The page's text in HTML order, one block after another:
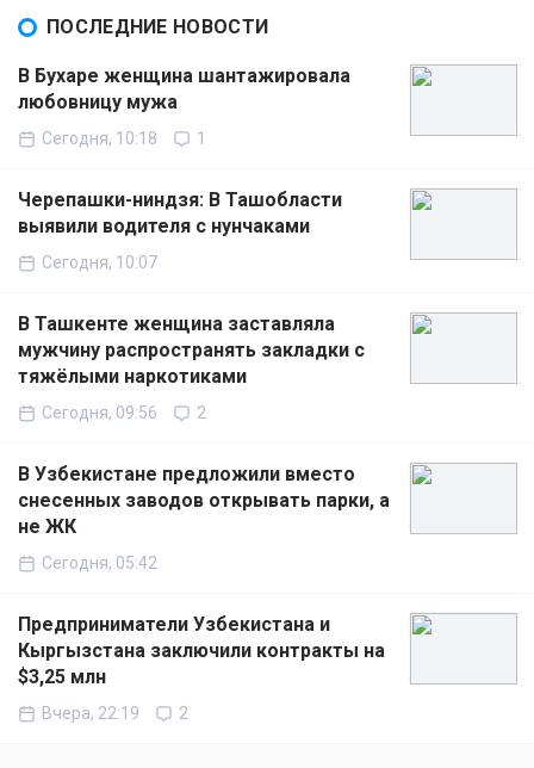
ПОСЛЕДНИЕ НОВОСТИ
В Бухаре женщина шантажировала
любовницу мужа
Сегодня, 10:18 1
Черепашки-ниндзя: В Ташобласти
выявили водителя с нунчаками
Сегодня, 10:07
В Ташкенте женщина заставляла
мужчину распространять закладки с
тяжёлыми наркотиками
Сегодня, 09:56 2
В Узбекистане предложили вместо
снесенных заводов открывать парки, а
не ЖК
Сегодня, 05:42
Предприниматели Узбекистана и
Кыргызстана заключили контракты на
$3,25 млн
Вчера, 22:19 2